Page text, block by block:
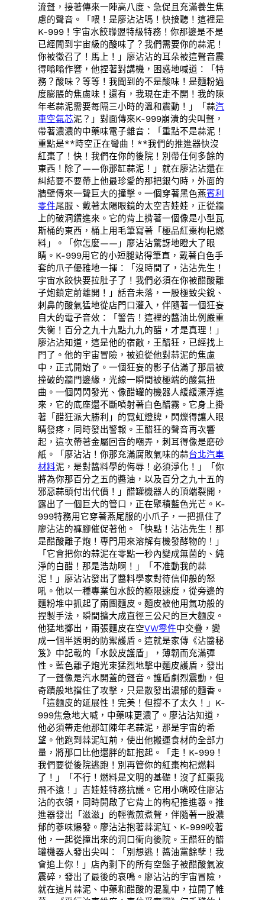
流聲，接著傳來一陣高八度、急促且充滿養生焦
慮的聲音。「喂！是廖沾沾嗎！快接聽！這裡是
K-999！宇宙水餃聯盟特級特務！你那邊是不是
已經聞到宇宙級的酸味了？我們需要你的蒜泥！
你被徵召了！馬上！」廖沾沾的耳朵被這聲音震
得嗡嗡作響，他捏著對講機，困惑地喊道：「特
務？酸味？等等！我聞到的不是酸味！是麵粉過
度膨脹的焦慮味！還有，我現在走不開！我的陳
年老蒜泥需要每隔三小時的溫和震動！」「蒜汽
車空氣芯泥？」對面傳來K-999崩潰的尖叫聲，
帶著濃濃的中藥味電子雜音：「重點不是蒜泥！
重點是**時空正在彎曲！**我們的推進器快沒
紅棗了！快！我們在你的後院！別帶任何多餘的
東西！除了——你那缸蒜泥！」就在廖沾沾還在
糾結要不要帶上他最珍愛的那把銀勺時，外面的
牆壁傳來一聲巨大的撞擊。一個穿著黑色燕賓利
零件尾服、戴著太陽眼鏡的太空吉娃娃，正從牆
上的破洞鑽進來。它的背上揹著一個像是小型瓦
斯桶的東西，桶上用毛筆寫著「極品紅棗枸杞燃
料」。「你怎麼——」廖沾沾驚訝地瞪大了眼
睛。K-999用它的小短腿站得筆直，戴著白色手
套的爪子優雅地一揮：「沒時間了，沾沾先生！
宇宙水餃快要拉肚子了！我們必須在你被醋酸離
子炮鎖定前離開！」話音未落，一股極致尖銳、
刺鼻的酸氣猛地從店門口灌入，伴隨著一個狂妄
自大的電子音效：「警告！這裡的醬油比例嚴重
失衡！百分之九十九點九九的醋，才是真理！」
廖沾沾知道，這是他的宿敵，王醋狂，已經找上
門了。他的宇宙冒險，被迫從他對蒜泥的焦慮
中，正式開始了。一個狂妄的影子佔滿了那扇被
撞破的牆門邊緣，光線一瞬間被極端的酸氣扭
曲。一個閃閃發光、像醋罐的機器人緩緩漂浮進
來，它的底座還不斷噴射著白色醋霧。它身上掛
著「醋狂派大勝利」的霓虹燈牌，閃爍得讓人眼
睛發疼，同時發出警報。王醋狂的聲音再次響
起，這次帶著金屬回音的嘲弄，刺耳得像是磨砂
紙。「廖沾沾！你那充滿腐敗氣味的蒜台北汽車
材料泥，是對醬料學的侮辱！必須淨化！」「你
將為你那百分之五的醬油，以及百分之九十五的
邪惡蒜頭付出代價！」醋罐機器人的頂端裂開，
露出了一個巨大的管口，正在聚積藍色光芒。K-
999特務用它穿著燕尾服的小爪子，一把抓住了
廖沾沾的褲腳催促著他。「快點！沾沾先生！那
是醋酸離子炮！專門用來溶解有機發酵物的！」
「它會把你的蒜泥在零點一秒內變成無菌的、純
淨的白醋！那是浩劫啊！」「不准動我的蒜
泥！」廖沾沾發出了醬料學家對待信仰般的怒
吼。他以一種專業包水餃的極限速度，從旁邊的
麵粉堆中抓起了兩團麵皮。麵皮被他用氣功般的
捏製手法，瞬間擴大成直徑三公尺的巨大麵皮。
他猛地擲出，兩張麵皮在空VW零件中交疊，變
成一個半透明的防禦護盾。這就是家傳《沾醬秘
笈》中記載的「水餃皮護盾」，薄韌而充滿彈
性。藍色離子炮光束猛烈地擊中麵皮護盾，發出
了一聲像是汽水開蓋的聲音。護盾劇烈震動，但
奇蹟般地擋住了攻擊，只是散發出濃郁的麵香。
「這麵皮的延展性！完美！但撐不了太久！」K-
999焦急地大喊，中藥味更濃了。廖沾沾知道，
他必須帶走他那缸陳年老蒜泥，那是宇宙的希
望。他跑到蒜泥缸前，使出他搬運食材的全部力
量，將那口比他還胖的缸抱起。「走！K-999！
我們要從後院逃跑！別再管你的紅棗枸杞燃料
了！」「不行！燃料是文明的基礎！沒了紅棗我
飛不遠！」吉娃娃特務抗議。它用小嘴咬住廖沾
沾的衣領，同時開啟了它背上的枸杞推進器。推
進器發出「滋滋」的輕微煎煮聲，伴隨著一股濃
郁的蔘味爆發。廖沾沾抱著蒜泥缸、K-999咬著
他，一起從撞出來的洞口衝向後院。王醋狂的醋
罐機器人發出尖叫：「別想逃！醬油黨餘孽！我
會追上你！」店內剩下的所有空盤子被醋酸氣波
震碎，發出了最後的哀鳴。廖沾沾的宇宙冒險，
就在這片蒜泥、中藥和醋酸的混亂中，拉開了帷